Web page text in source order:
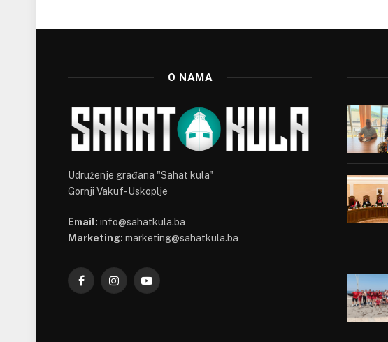
O NAMA
Udruženje građana "Sahat kula"
Gornji Vakuf-Uskoplje
Email: info@sahatkula.ba
Marketing: marketing@sahatkula.ba
FacebookInstagramYouTube